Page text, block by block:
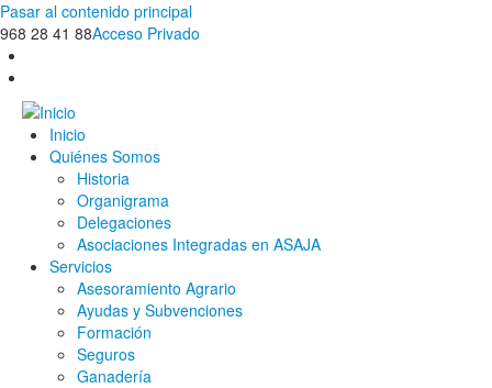
Pasar al contenido principal
968 28 41 88Acceso Privado
Inicio
Quiénes Somos
Historia
Organigrama
Delegaciones
Asociaciones Integradas en ASAJA
Servicios
Asesoramiento Agrario
Ayudas y Subvenciones
Formación
Seguros
Ganadería